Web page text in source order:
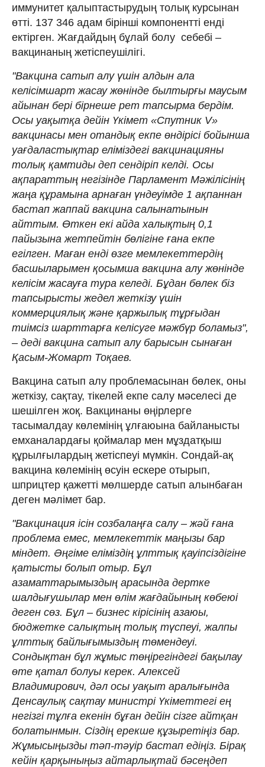
иммунитет қалыптастырудың толық курсынан
өтті. 137 346 адам бірінші компонентті енді
ектірген. Жағдайдың бұлай болу себебі –
вакцинаның жетіспеушілігі.
"Вакцина сатып алу үшін алдын ала
келісімшарт жасау жөнінде былтырғы маусым
айынан бері бірнеше рет тапсырма бердім.
Осы уақытқа дейін Үкімет «Спутник V»
вакцинасы мен отандық екпе өндірісі бойынша
уағдаластықтар еліміздегі вакцинацияны
толық қамтиды деп сендіріп келді. Осы
ақпараттың негізінде Парламент Мәжілісінің
жаңа құрамына арнаған үндеуімде 1 ақпаннан
бастап жаппай вакцина салынатынын
айттым. Өткен екі айда халықтың 0,1
пайызына жетпейтін бөлігіне ғана екпе
егілген. Маған енді өзге мемлекеттердің
басшыларымен қосымша вакцина алу жөнінде
келісім жасауға тура келеді. Бұдан бөлек біз
тапсырысты жедел жеткізу үшін
коммерциялық және қаржылық тұрғыдан
тиімсіз шарттарға келісуге мәжбүр боламыз",
– деді вакцина сатып алу барысын сынаған
Қасым-Жомарт Тоқаев.
Вакцина сатып алу проблемасынан бөлек, оны
жеткізу, сақтау, тікелей екпе салу мәселесі де
шешілген жоқ. Вакцинаны өңірлерге
тасымалдау көлемінің ұлғаюына байланысты
емханалардағы қоймалар мен мұздатқыш
құрылғылардың жетіспеуі мүмкін. Сондай-ақ
вакцина көлемінің өсуін ескере отырып,
шприцтер қажетті мөлшерде сатып алынбаған
деген мәлімет бар.
"Вакцинация ісін созбалаңға салу – жәй ғана
проблема емес, мемлекеттік маңызы бар
міндет. Әңгіме еліміздің ұлттық қауіпсіздігіне
қатысты болып отыр. Бұл
азаматтарымыздың арасында дертке
шалдығушылар мен өлім жағдайының көбеюі
деген сөз. Бұл – бизнес кірісінің азаюы,
бюджетке салықтың толық түспеуі, жалпы
ұлттық байлығымыздың төмендеуі.
Сондықтан бұл жұмыс төңірегіндегі бақылау
өте қатал болуы керек. Алексей
Владимирович, дәл осы уақыт аралығында
Денсаулық сақтау министрі Үкіметтегі ең
негізгі тұлға екенін бұған дейін сізге айтқан
болатынмын. Сіздің ерекше құзыретіңіз бар.
Жұмысыңызды тәп-тәуір бастап едіңіз. Бірақ
кейін қарқыныңыз айтарлықтай бәсеңдеп